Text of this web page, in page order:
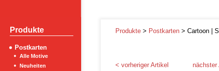
Produkte
Postkarten
Alle Motive
Neuheiten
Produkte > Postkarten > Cartoon |
< vorheriger Artikel